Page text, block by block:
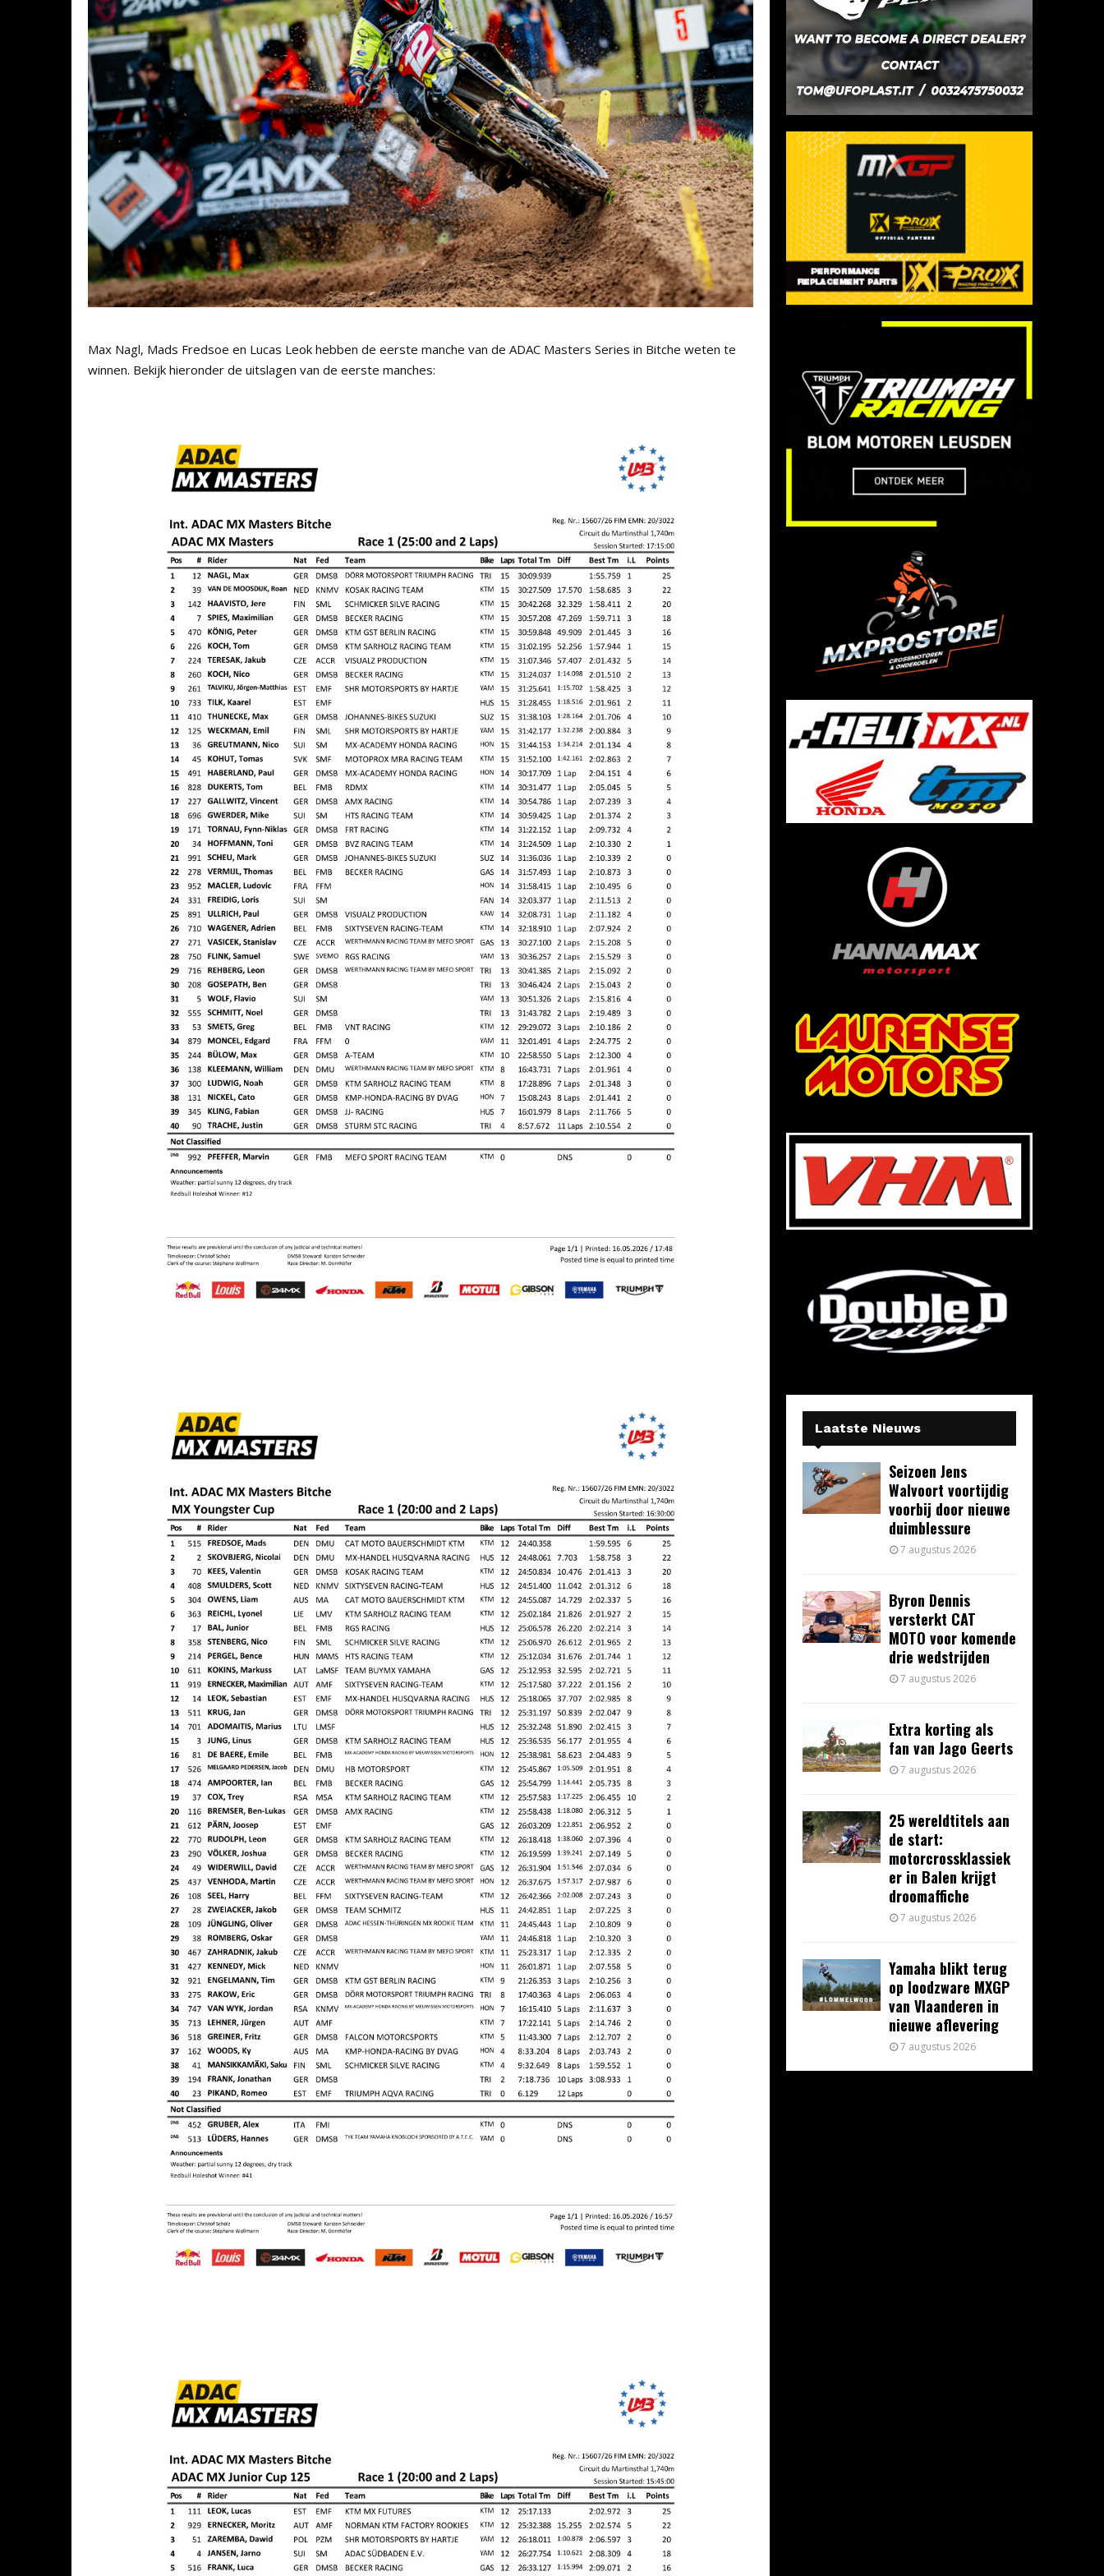
Max Nagl, Mads Fredsoe en Lucas Leok hebben de eerste manche van de ADAC Masters Series in Bitche weten te
winnen. Bekijk hieronder de uitslagen van de eerste manches:
Laatste Nieuws
Seizoen Jens
Walvoort voortijdig
voorbij door nieuwe
duimblessure
7 augustus 2026
Byron Dennis
versterkt CAT
MOTO voor komende
drie wedstrijden
7 augustus 2026
Extra korting als
fan van Jago Geerts
7 augustus 2026
25 wereldtitels aan
de start:
motorcrossklassiek
er in Balen krijgt
droomaffiche
7 augustus 2026
Yamaha blikt terug
op loodzware MXGP
van Vlaanderen in
nieuwe aflevering
7 augustus 2026